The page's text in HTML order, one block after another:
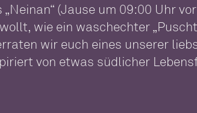
(Jause um 09:00 Uhr
wie ein waschechter
wir euch eines unserer
von etwas südlicher